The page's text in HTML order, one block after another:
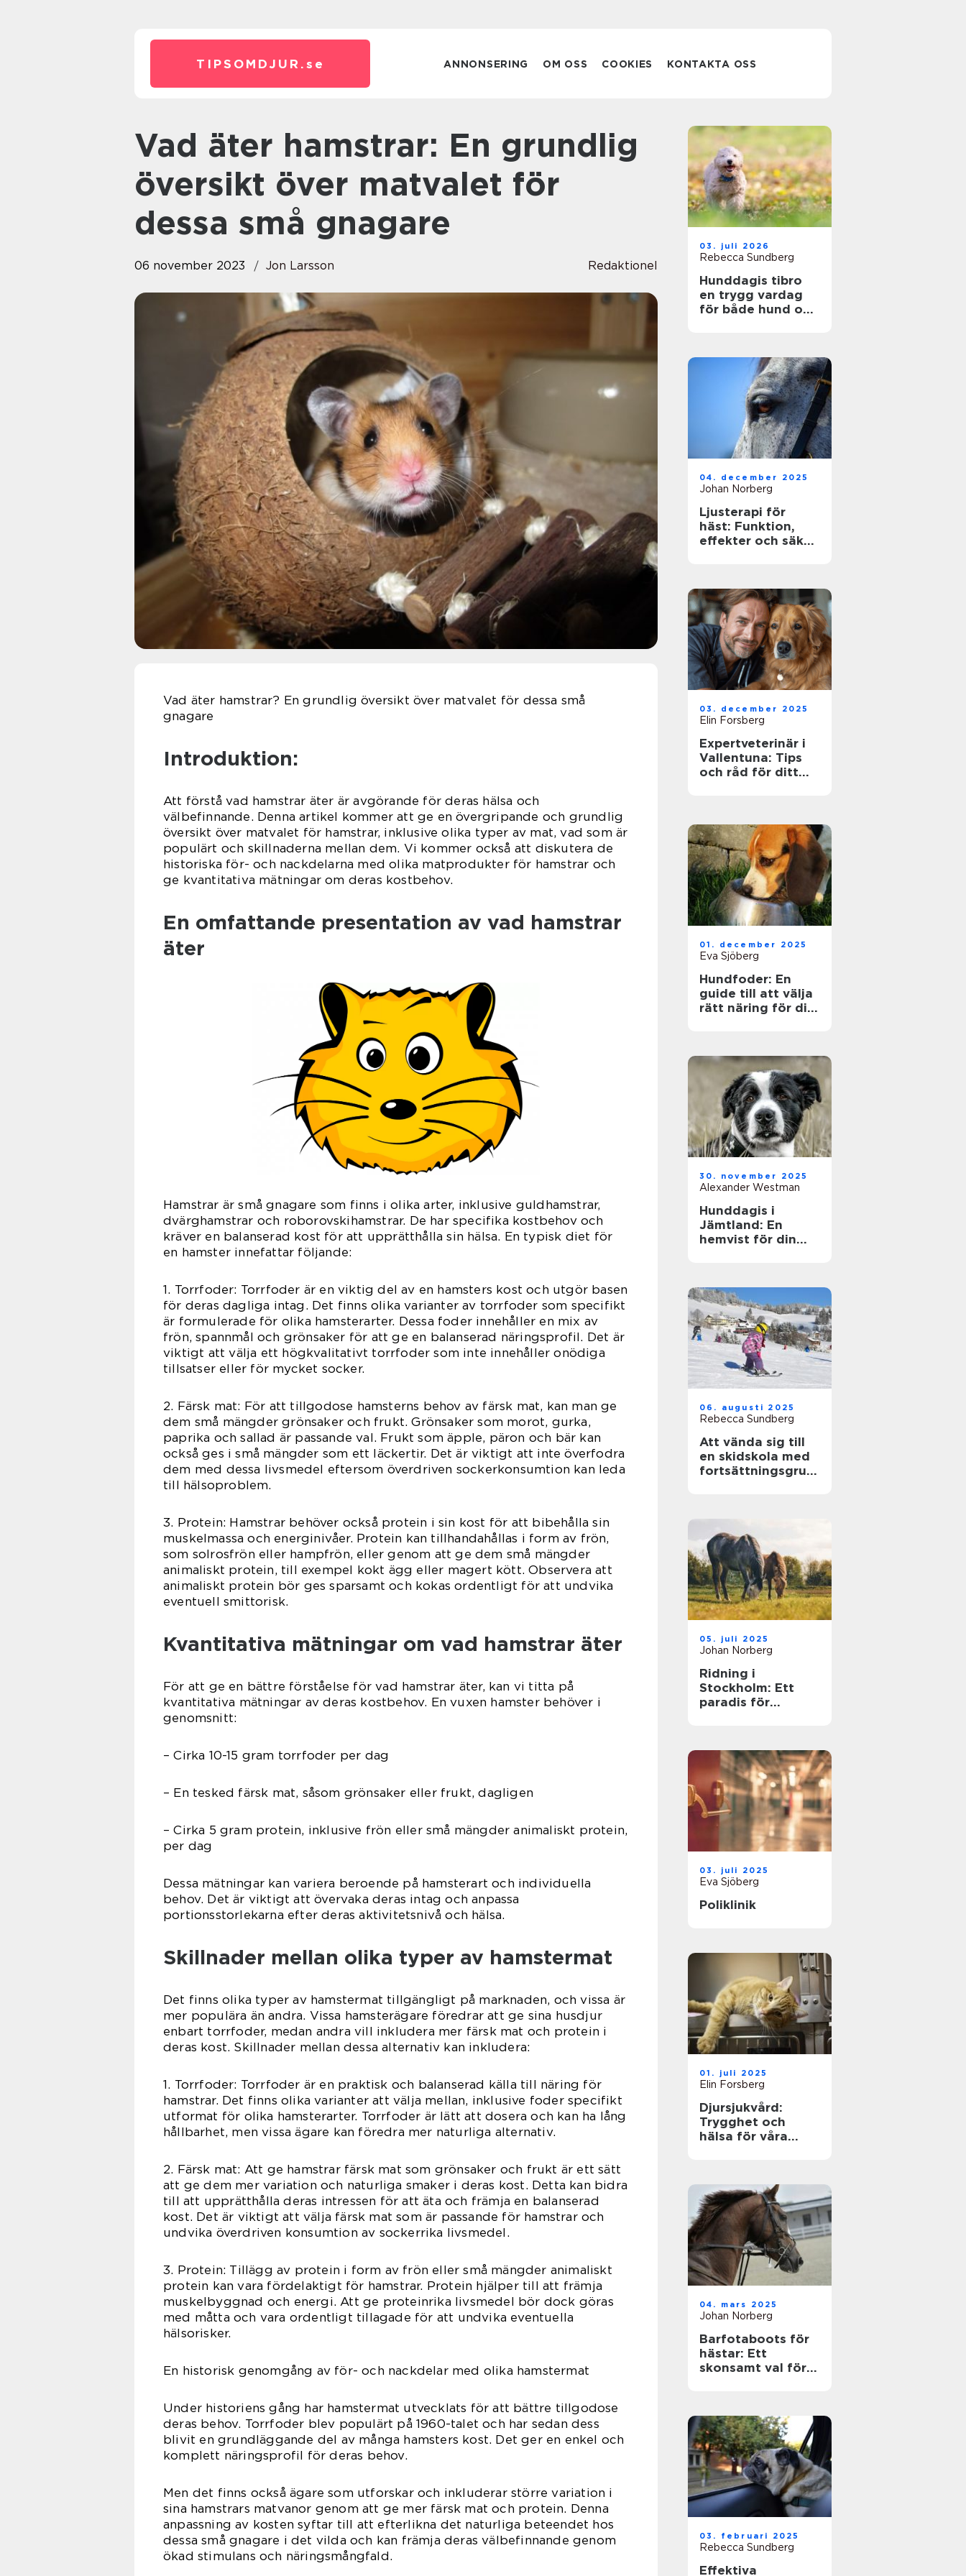
TIPSOMDJUR. se ANNONSERING OM OSS COOKIES KONTAKTA OSS
Vad äter hamstrar: En grundlig
översikt över matvalet för
dessa små gnagare
06 november 2023 Jon Larsson Redaktionel
Vad äter hamstrar? En grundlig översikt över matvalet för dessa små
gnagare
Introduktion:
Att förstå vad hamstrar äter är avgörande för deras hälsa och
välbefinnande. Denna artikel kommer att ge en övergripande och grundlig
översikt över matvalet för hamstrar, inklusive olika typer av mat, vad som är
populärt och skillnaderna mellan dem. Vi kommer också att diskutera de
historiska för- och nackdelarna med olika matprodukter för hamstrar och
ge kvantitativa mätningar om deras kostbehov.
En omfattande presentation av vad hamstrar
äter
Hamstrar är små gnagare som finns i olika arter, inklusive guldhamstrar,
dvärghamstrar och roborovskihamstrar. De har specifika kostbehov och
kräver en balanserad kost för att upprätthålla sin hälsa. En typisk diet för
en hamster innefattar följande:
1. Torrfoder: Torrfoder är en viktig del av en hamsters kost och utgör basen
för deras dagliga intag. Det finns olika varianter av torrfoder som specifikt
är formulerade för olika hamsterarter. Dessa foder innehåller en mix av
frön, spannmål och grönsaker för att ge en balanserad näringsprofil. Det är
viktigt att välja ett högkvalitativt torrfoder som inte innehåller onödiga
tillsatser eller för mycket socker.
2. Färsk mat: För att tillgodose hamsterns behov av färsk mat, kan man ge
dem små mängder grönsaker och frukt. Grönsaker som morot, gurka,
paprika och sallad är passande val. Frukt som äpple, päron och bär kan
också ges i små mängder som ett läckertir. Det är viktigt att inte överfodra
dem med dessa livsmedel eftersom överdriven sockerkonsumtion kan leda
till hälsoproblem.
3. Protein: Hamstrar behöver också protein i sin kost för att bibehålla sin
muskelmassa och energinivåer. Protein kan tillhandahållas i form av frön,
som solrosfrön eller hampfrön, eller genom att ge dem små mängder
animaliskt protein, till exempel kokt ägg eller magert kött. Observera att
animaliskt protein bör ges sparsamt och kokas ordentligt för att undvika
eventuell smittorisk.
Kvantitativa mätningar om vad hamstrar äter
För att ge en bättre förståelse för vad hamstrar äter, kan vi titta på
kvantitativa mätningar av deras kostbehov. En vuxen hamster behöver i
genomsnitt:
– Cirka 10-15 gram torrfoder per dag
– En tesked färsk mat, såsom grönsaker eller frukt, dagligen
– Cirka 5 gram protein, inklusive frön eller små mängder animaliskt protein,
per dag
Dessa mätningar kan variera beroende på hamsterart och individuella
behov. Det är viktigt att övervaka deras intag och anpassa
portionsstorlekarna efter deras aktivitetsnivå och hälsa.
Skillnader mellan olika typer av hamstermat
Det finns olika typer av hamstermat tillgängligt på marknaden, och vissa är
mer populära än andra. Vissa hamsterägare föredrar att ge sina husdjur
enbart torrfoder, medan andra vill inkludera mer färsk mat och protein i
deras kost. Skillnader mellan dessa alternativ kan inkludera:
1. Torrfoder: Torrfoder är en praktisk och balanserad källa till näring för
hamstrar. Det finns olika varianter att välja mellan, inklusive foder specifikt
utformat för olika hamsterarter. Torrfoder är lätt att dosera och kan ha lång
hållbarhet, men vissa ägare kan föredra mer naturliga alternativ.
2. Färsk mat: Att ge hamstrar färsk mat som grönsaker och frukt är ett sätt
att ge dem mer variation och naturliga smaker i deras kost. Detta kan bidra
till att upprätthålla deras intressen för att äta och främja en balanserad
kost. Det är viktigt att välja färsk mat som är passande för hamstrar och
undvika överdriven konsumtion av sockerrika livsmedel.
3. Protein: Tillägg av protein i form av frön eller små mängder animaliskt
protein kan vara fördelaktigt för hamstrar. Protein hjälper till att främja
muskelbyggnad och energi. Att ge proteinrika livsmedel bör dock göras
med måtta och vara ordentligt tillagade för att undvika eventuella
hälsorisker.
En historisk genomgång av för- och nackdelar med olika hamstermat
Under historiens gång har hamstermat utvecklats för att bättre tillgodose
deras behov. Torrfoder blev populärt på 1960-talet och har sedan dess
blivit en grundläggande del av många hamsters kost. Det ger en enkel och
komplett näringsprofil för deras behov.
Men det finns också ägare som utforskar och inkluderar större variation i
sina hamstrars matvanor genom att ge mer färsk mat och protein. Denna
anpassning av kosten syftar till att efterlikna det naturliga beteendet hos
dessa små gnagare i det vilda och kan främja deras välbefinnande genom
ökad stimulans och näringsmångfald.
03. juli 2026
Rebecca Sundberg
Hunddagis tibro
en trygg vardag
för både hund och
04. december 2025
Johan Norberg
Ljusterapi för
häst: Funktion,
effekter och säker
03. december 2025
Elin Forsberg
Expertveterinär i
Vallentuna: Tips
och råd för ditt
01. december 2025
Eva Sjöberg
Hundfoder: En
guide till att välja
rätt näring för din
30. november 2025
Alexander Westman
Hunddagis i
Jämtland: En
hemvist för din
06. augusti 2025
Rebecca Sundberg
Att vända sig till
en skidskola med
fortsättningsgrup
05. juli 2025
Johan Norberg
Ridning i
Stockholm: Ett
paradis för
03. juli 2025
Eva Sjöberg
Poliklinik
01. juli 2025
Elin Forsberg
Djursjukvård:
Trygghet och
hälsa för våra
04. mars 2025
Johan Norberg
Barfotaboots för
hästar: Ett
skonsamt val för
03. februari 2025
Rebecca Sundberg
Effektiva